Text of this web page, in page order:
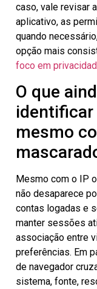
caso, vale revisar
aplicativo, as
quando
opção mais
foco em
O que
mesmo
Mesmo com o IP
não desaparece
contas logadas e
manter sessões
associação entre
preferências. Em
de navegador
sistema, fonte,